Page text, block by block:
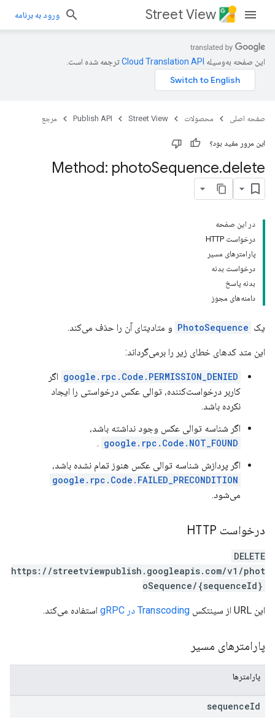
Street View ورود به برنامه
این صفحه به‌وسیله ترجمه شده است.
صفحه اصلی محصولات Street View
Publish API مرجع
این مرور مفید بود؟
Method: photoSequence.delete
در این صفحه
درخواست HTTP
پارامترهای مسیر
درخواست بدنه
بدنه پاسخ
دامنه‌های مجوز
یک PhotoSequence و متادیتای آن را حذف می‌کند.
این متد کدهای خطای زیر را برمی‌گرداند:
google.rpc.Code.PERMISSION_DENIED اگر
کاربر درخواست‌کننده، توالی عکس درخواستی را ایجاد
نکرده باشد.
اگر شناسه توالی عکس وجود نداشته باشد،
google.rpc.Code.NOT_FOUND
.
اگر پردازش شناسه توالی عکس هنوز تمام نشده باشد،
google.rpc.Code.FAILED_PRECONDITION
می‌شود.
درخواست HTTP
DELETE
https://streetviewpublish.googleapis.com/v1/phot
oSequence/{sequenceId}
این URL از سینتکس Transcoding در gRPC استفاده می‌کند.
پارامترهای مسیر
پارامترها
sequenceId